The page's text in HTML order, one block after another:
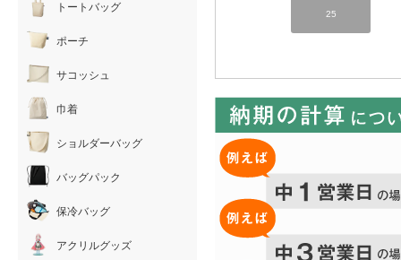
25
トートバッグ
ポーチ
サコッシュ
巾着
ショルダーバッグ
バッグパック
保冷バッグ
アクリルグッズ